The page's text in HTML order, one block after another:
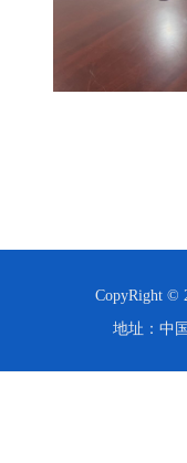
CopyRight ©
地址：中